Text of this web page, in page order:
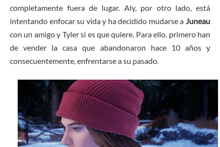
completamente fuera de lugar. Aly, por otro lado, está
intentando enfocar su vida y ha decidido mudarse a Juneau
con un amigo y Tyler si es que quiere. Para ello, primero han
de vender la casa que abandonaron hace 10 años y
consecuentemente, enfrentarse a su pasado.